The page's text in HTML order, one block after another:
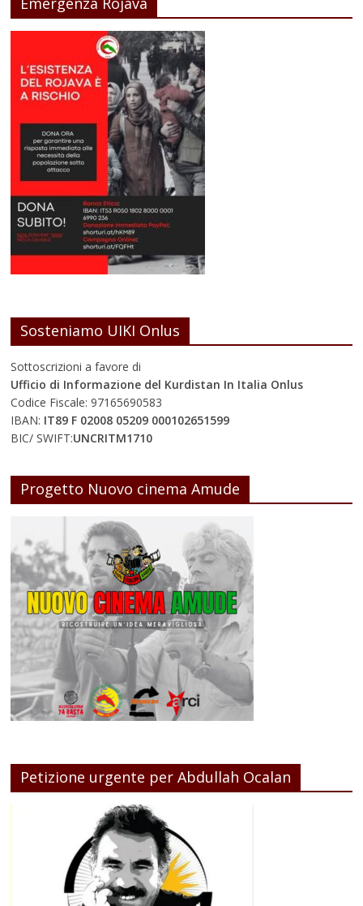
Sosteniamo UIKI Onlus
Sottoscrizioni a favore di
Ufficio di Informazione del Kurdistan In Italia Onlus
Codice Fiscale: 97165690583
IBAN: IT89 F 02008 05209 000102651599
BIC/ SWIFT:UNCRITM1710
Progetto Nuovo cinema Amude
Petizione urgente per Abdullah Ocalan